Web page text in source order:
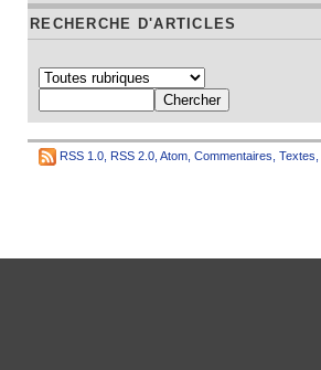
RECHERCHE D'ARTICLES
RSS 1.0 RSS 2.0 Atom Commentaires Textes